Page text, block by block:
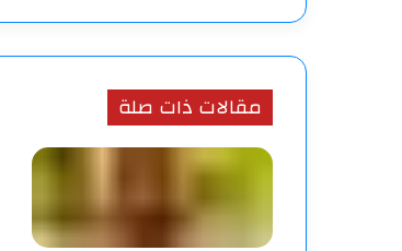
مقالات ذات صلة